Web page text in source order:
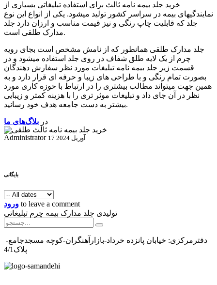
خرید جلد بیمه نامه ثالث برای استفاده تبلیغاتی بسیاری از
نمایندگیهای بیمه در سراسر کشور تولید میشود. یکی از انواع این نوع
جلد که قابلیت چاپ رنگی و نیز قیمت مناسب و ارزان دارد جلد
مدارک طلقی است.
جلد مدارک طلقی همانطور که از نامش مشخص است بجای رویه
چرم از یک لایه طلق شفاف در روی جلد استفاده میشود و در
قسمت زیر جلد بیمه نامه تبلیغات مورد نظر سفارش دهندگان
بصورت تمام رنگی و با طراحی های زیبا و حرفه ای قرار دارد و به
همین جهت میتواند مطالب بیشتری را در ارتباط با حوزه کاری مورد
نظر در آن جای داد و تبلیغات موثر تری را با هزینه کمتر و زیبایی
بیشتر به دست جامعه هدف خود رسانید.
در بلاگ‌های ما
Administrator
17 آوریل 2024
بایگانی
ورود to leave a comment
تولیدی جلد مدارک بیمه چرم تبلیغاتی
پلاک4/1